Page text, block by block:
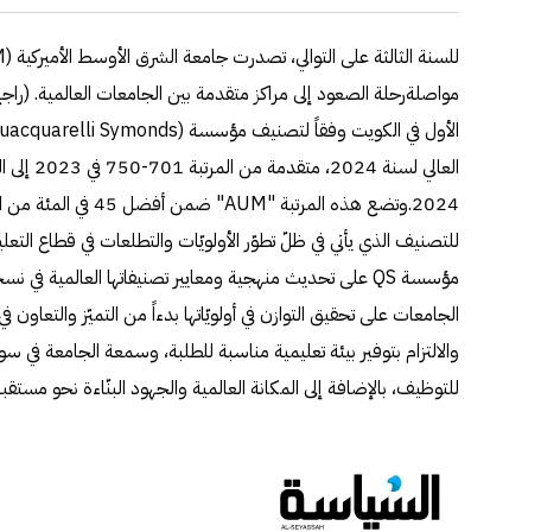
للتصنيف الذي يأتي في ظلّ تطوّر الأولويّات والتطلعات في قطاع
الجامعات على تحقيق التوازن في أولويّاتها بدءاً من التميّز
والالتزام بتوفير بيئة تعليمية مناسبة للطلبة، وسمعة الجامعة
للتوظيف، بالإضافة إلى المكانة العالمية والجهود البنّاءة نحو